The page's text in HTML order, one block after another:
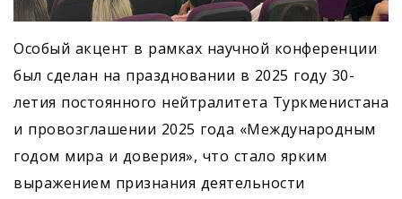
Особый акцент в рамках научной конференции
был сделан на праздновании в 2025 году 30-
летия постоянного нейтралитета Туркменистана
и провозглашении 2025 года «Международным
годом мира и доверия», что стало ярким
выражением признания деятельности